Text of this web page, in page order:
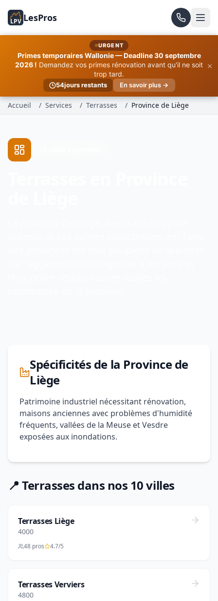
LPV LesPros
URGENT
Primes temporaires Wallonie — Deadline 30 septembre
2026 ! Demandez vos primes rénovation avant qu'il ne soit
trop tard.
54jours restants En savoir plus →
×
Accueil / Services / Terrasses / Province de Liège
Spécificités de la Province de
Liège
Patrimoine industriel nécessitant rénovation,
maisons anciennes avec problèmes d'humidité
fréquents, vallées de la Meuse et Vesdre
exposées aux inondations.
📍 Terrasses dans nos 10 villes
Terrasses Liège
4000
48 pros 4.7/5
Terrasses Verviers
4800